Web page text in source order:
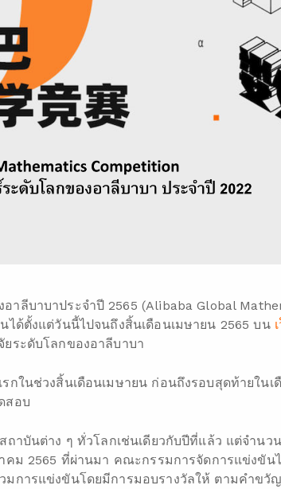
ลีบาบาประจำปี 2565 (Alibaba Global
ได้ตั้งแต่วันนี้ไปจนถึงสิ้นเดือนเมษายน 2565 บน
ยระดับโลกของอาลีบาบา
กในช่วงสิ้นเดือนเมษายน ก่อนถึงรอบสุดท้ายใน
สอบ
าบันต่าง ๆ ทั่วโลกเช่นเดียวกับปีที่แล้ว แต่จำนว
คม 2565 ที่ผ่านมา คณะกรรมการจัดการแข่งขัน
มการแข่งขันโดยมีการมอบรางวัลให้ ตามคำข